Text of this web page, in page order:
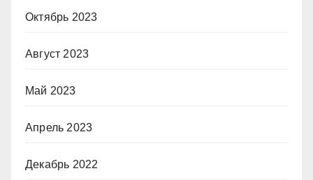
Октябрь 2023
Август 2023
Май 2023
Апрель 2023
Декабрь 2022